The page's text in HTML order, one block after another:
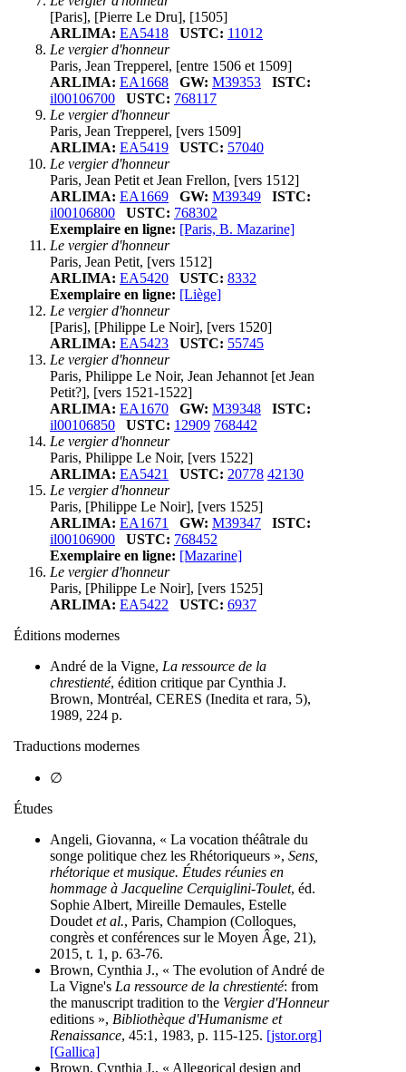
[Paris], [Pierre Le Dru], [1505]
ARLIMA: EA5418 USTC: 11012
Le vergier d'honneur
Paris, Jean Trepperel, [entre 1506 et 1509]
ARLIMA: EA1668 GW: M39353
ISTC:
il00106700
USTC: 768117
Le vergier d'honneur
Paris, Jean Trepperel, [vers 1509]
ARLIMA: EA5419 USTC: 57040
Le vergier d'honneur
Paris, Jean Petit et Jean Frellon, [vers 1512]
ARLIMA: EA1669 GW: M39349
ISTC:
il00106800
USTC: 768302
Exemplaire en ligne: [Paris, B. Mazarine]
Le vergier d'honneur
Paris, Jean Petit, [vers 1512]
ARLIMA: EA5420 USTC: 8332
Exemplaire en ligne: [Liège]
Le vergier d'honneur
[Paris], [Philippe Le Noir], [vers 1520]
ARLIMA: EA5423 USTC: 55745
Le vergier d'honneur
Paris, Philippe Le Noir, Jean Jehannot [et Jean
Petit?], [vers 1521-1522]
ARLIMA: EA1670 GW: M39348
ISTC:
il00106850
USTC: 12909 768442
Le vergier d'honneur
Paris, Philippe Le Noir, [vers 1522]
ARLIMA: EA5421 USTC: 20778 42130
Le vergier d'honneur
Paris, [Philippe Le Noir], [vers 1525]
ARLIMA: EA1671 GW: M39347
ISTC:
il00106900
USTC: 768452
Exemplaire en ligne: [Mazarine]
Le vergier d'honneur
Paris, [Philippe Le Noir], [vers 1525]
ARLIMA: EA5422 USTC: 6937
Éditions modernes
André de la Vigne, La ressource de la
chrestienté, édition critique par Cynthia J.
Brown, Montréal, CERES (Inedita et rara, 5),
1989, 224 p.
Traductions modernes
∅
Études
Angeli, Giovanna, « La vocation théâtrale du
songe politique chez les Rhétoriqueurs », Sens,
rhétorique et musique. Études réunies en
hommage à Jacqueline Cerquiglini-Toulet, éd.
Sophie Albert, Mireille Demaules, Estelle
Doudet et al., Paris, Champion (Colloques,
congrès et conférences sur le Moyen Âge, 21),
2015, t. 1, p. 63-76.
Brown, Cynthia J., « The evolution of André de
La Vigne's La ressource de la chrestienté: from
the manuscript tradition to the Vergier d'Honneur
editions », Bibliothèque d'Humanisme et
Renaissance, 45:1, 1983, p. 115-125. [jstor.org]
[Gallica]
Brown, Cynthia J., « Allegorical design and